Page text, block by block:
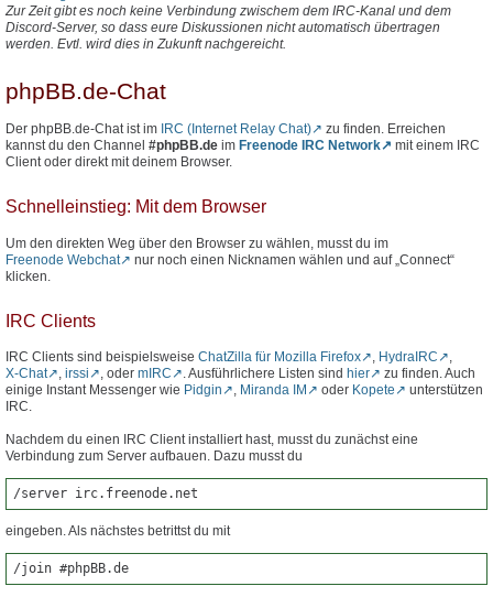
Zur Zeit gibt es noch keine Verbindung zwischem dem IRC-Kanal und dem
Discord-Server, so dass eure Diskussionen nicht automatisch übertragen
werden. Evtl. wird dies in Zukunft nachgereicht.
phpBB.de-Chat
Der phpBB.de-Chat ist im IRC (Internet Relay Chat)
zu finden. Erreichen
kannst du den Channel #phpBB.de im Freenode IRC Network
mit einem IRC
Client oder direkt mit deinem Browser.
Schnelleinstieg: Mit dem Browser
Um den direkten Weg über den Browser zu wählen, musst du im
Freenode Webchat
nur noch einen Nicknamen wählen und auf „Connect“
klicken.
IRC Clients
IRC Clients sind beispielsweise ChatZilla für Mozilla Firefox , HydraIRC
,
X-Chat
, irssi , oder mIRC . Ausführlichere Listen sind hier
zu finden. Auch
einige Instant Messenger wie Pidgin , Miranda IM oder Kopete
unterstützen
IRC.
Nachdem du einen IRC Client installiert hast, musst du zunächst eine
Verbindung zum Server aufbauen. Dazu musst du
/server irc.freenode.net
eingeben. Als nächstes betrittst du mit
/join #phpBB.de